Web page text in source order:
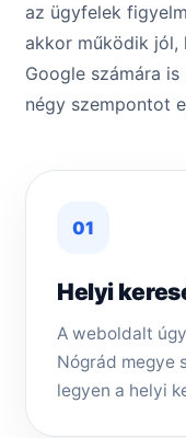
az ügyfelek
akkor működik jól,
Google számára
négy szempontot
01
Helyi
A weboldalt
Nógrád megye
legyen a helyi